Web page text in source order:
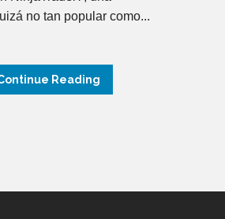
no tan popular como...
Reading